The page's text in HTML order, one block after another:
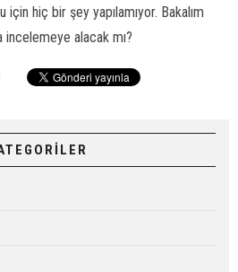
hiç bir şey yapılamıyor. Bakalım
alacak mı?